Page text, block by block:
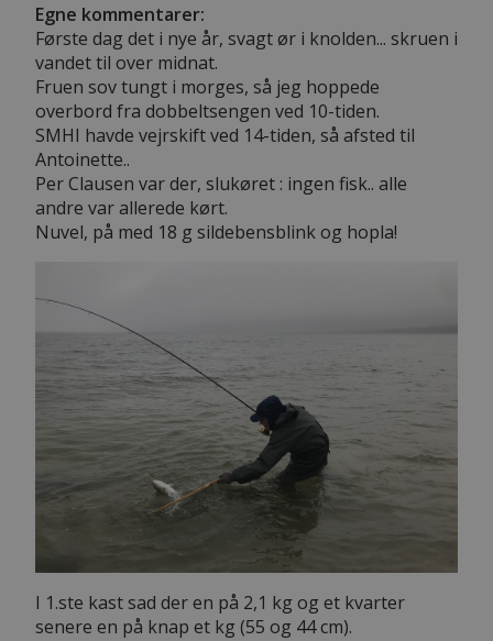
Egne kommentarer:
Første dag det i nye år, svagt ør i knolden... skruen i
vandet til over midnat.
Fruen sov tungt i morges, så jeg hoppede
overbord fra dobbeltsengen ved 10-tiden.
SMHI havde vejrskift ved 14-tiden, så afsted til
Antoinette..
Per Clausen var der, slukøret : ingen fisk.. alle
andre var allerede kørt.
Nuvel, på med 18 g sildebensblink og hopla!
I 1.ste kast sad der en på 2,1 kg og et kvarter
senere en på knap et kg (55 og 44 cm).